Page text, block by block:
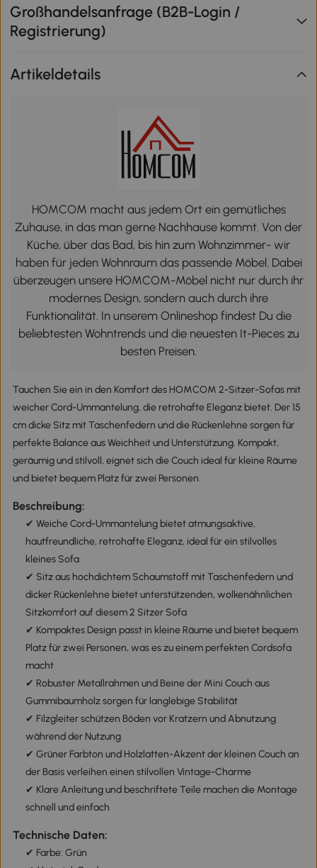
Großhandelsanfrage (B2B-Login /
Registrierung)
Artikeldetails
HOMCOM macht aus jedem Ort ein gemütliches
Zuhause, in das man gerne Nachhause kommt. Von der
Küche, über das Bad, bis hin zum Wohnzimmer- wir
haben für jeden Wohnraum das passende Möbel. Dabei
überzeugen unsere HOMCOM-Möbel nicht nur durch ihr
modernes Design, sondern auch durch ihre
Funktionalität. In unserem Onlineshop findest Du die
beliebtesten Wohntrends und die neuesten It-Pieces zu
besten Preisen.
Tauchen Sie ein in den Komfort des HOMCOM 2-Sitzer-Sofas mit
weicher Cord-Ummantelung, die retrohafte Eleganz bietet. Der 15
cm dicke Sitz mit Taschenfedern und die Rückenlehne sorgen für
perfekte Balance aus Weichheit und Unterstützung. Kompakt,
geräumig und stilvoll, eignet sich die Couch ideal für kleine Räume
und bietet bequem Platz für zwei Personen.
Beschreibung:
✔ Weiche Cord-Ummantelung bietet atmungsaktive,
hautfreundliche, retrohafte Eleganz, ideal für ein stilvolles
kleines Sofa
✔ Sitz aus hochdichtem Schaumstoff mit Taschenfedern und
dicker Rückenlehne bietet unterstützenden, wolkenähnlichen
Sitzkomfort auf diesem 2 Sitzer Sofa
✔ Kompaktes Design passt in kleine Räume und bietet bequem
Platz für zwei Personen, was es zu einem perfekten Cordsofa
macht
✔ Robuster Metallrahmen und Beine der Mini Couch aus
Gummibaumholz sorgen für langlebige Stabilität
✔ Filzgleiter schützen Böden vor Kratzern und Abnutzung
während der Nutzung
✔ Grüner Farbton und Holzlatten-Akzent der kleinen Couch an
der Basis verleihen einen stilvollen Vintage-Charme
✔ Klare Anleitung und beschriftete Teile machen die Montage
schnell und einfach
Technische Daten:
✔ Farbe: Grün